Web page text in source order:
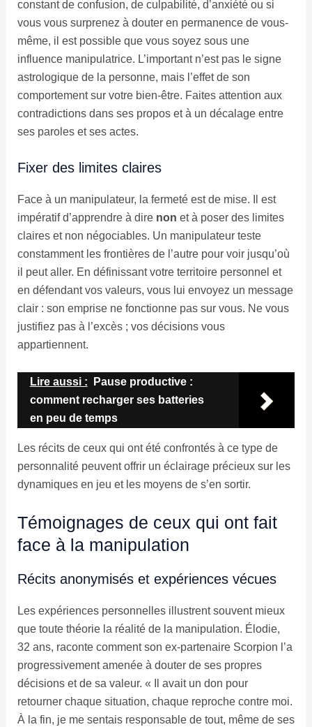
constant de confusion, de culpabilité, d’anxiété ou si
vous vous surprenez à douter en permanence de vous-
même, il est possible que vous soyez sous une
influence manipulatrice. L’important n’est pas le signe
astrologique de la personne, mais l’effet de son
comportement sur votre bien-être. Faites attention aux
contradictions dans ses propos et à un décalage entre
ses paroles et ses actes.
Fixer des limites claires
Face à un manipulateur, la fermeté est de mise. Il est
impératif d’apprendre à dire non et à poser des limites
claires et non négociables. Un manipulateur teste
constamment les frontières de l’autre pour voir jusqu’où
il peut aller. En définissant votre territoire personnel et
en défendant vos valeurs, vous lui envoyez un message
clair : son emprise ne fonctionne pas sur vous. Ne vous
justifiez pas à l’excès ; vos décisions vous
appartiennent.
Lire aussi :
Pause productive :
comment recharger ses batteries
en peu de temps
Les récits de ceux qui ont été confrontés à ce type de
personnalité peuvent offrir un éclairage précieux sur les
dynamiques en jeu et les moyens de s’en sortir.
Témoignages de ceux qui ont fait
face à la manipulation
Récits anonymisés et expériences vécues
Les expériences personnelles illustrent souvent mieux
que toute théorie la réalité de la manipulation. Élodie,
32 ans, raconte comment son ex-partenaire Scorpion l’a
progressivement amenée à douter de ses propres
décisions et de sa valeur. « Il avait un don pour
retourner chaque situation, chaque reproche contre moi.
À la fin, je me sentais responsable de tout, même de ses